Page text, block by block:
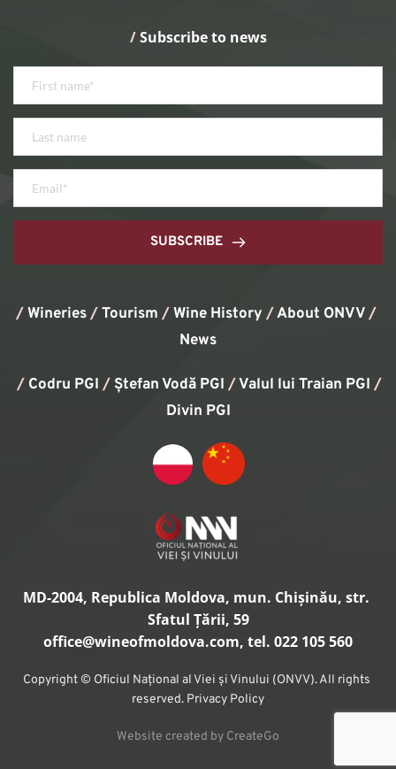
/ Subscribe to news
SUBSCRIBE
/Wineries/Tourism /Wine History / About ONVV/
News
/ Codru PGI / Ștefan Vodă PGI /Valul lui Traian PGI
Divin PGI
MD-2004, Republica Moldova, mun. Chișinău, str.
Sfatul Țării, 59
office@wineofmoldova.com, tel. 022 105 560
Copyright © Oficiul Național al Viei și Vinului (ONVV). All rights
reserved. Privacy Policy
Website created by CreateGo